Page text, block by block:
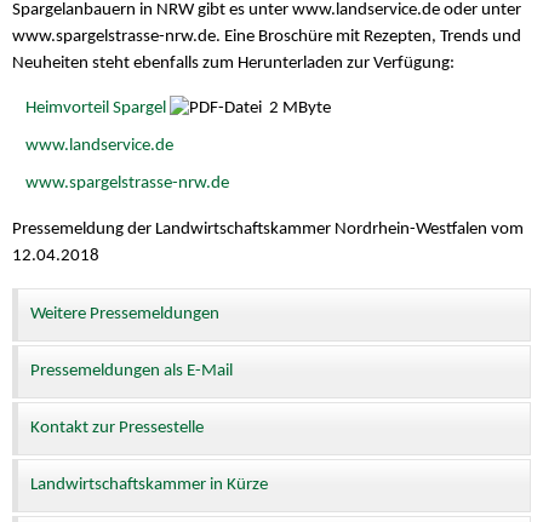
Spargelanbauern in NRW gibt es unter www.landservice.de oder unter
www.spargelstrasse-nrw.de. Eine Broschüre mit Rezepten, Trends und
Neuheiten steht ebenfalls zum Herunterladen zur Verfügung:
Heimvorteil Spargel 2 MByte
www.landservice.de
www.spargelstrasse-nrw.de
Pressemeldung der Landwirtschaftskammer Nordrhein-Westfalen vom
12.04.2018
Weitere Pressemeldungen
Pressemeldungen als E-Mail
Kontakt zur Pressestelle
Landwirtschaftskammer in Kürze